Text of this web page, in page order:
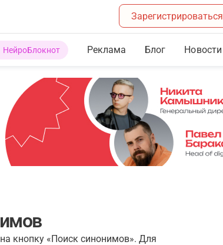
Зарегистрироваться
НейроБлокнот Реклама Блог Новости
кнопку «Поиск синонимов». Для